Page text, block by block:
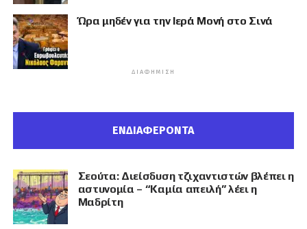
Ώρα μηδέν για την Ιερά Μονή στο Σινά
ΔΙΑΦΉΜΙΣΗ
ΕΝΔΙΑΦΕΡΟΝΤΑ
Σεούτα: Διείσδυση τζιχαντιστών βλέπει η
αστυνομία – “Καμία απειλή” λέει η
Μαδρίτη